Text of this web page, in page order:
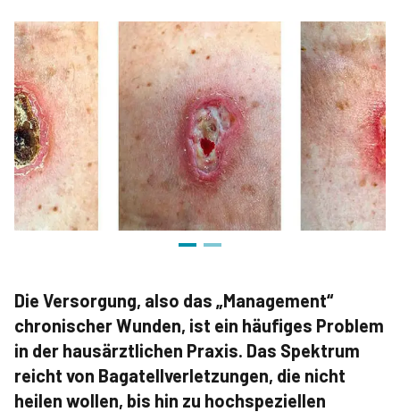
Die Versorgung, also das „Management“
chronischer Wunden, ist ein häufiges Problem
in der hausärztlichen Praxis. Das Spektrum
reicht von Bagatellverletzungen, die nicht
heilen wollen, bis hin zu hochspeziellen